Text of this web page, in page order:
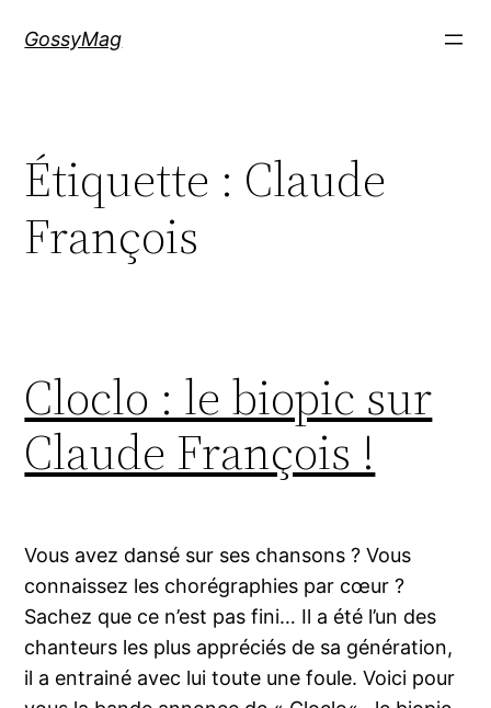
GossyMag
Étiquette : Claude
François
Cloclo : le biopic sur
Claude François !
Vous avez dansé sur ses chansons ? Vous
connaissez les chorégraphies par cœur ?
Sachez que ce n’est pas fini… Il a été l’un des
chanteurs les plus appréciés de sa génération,
il a entrainé avec lui toute une foule. Voici pour